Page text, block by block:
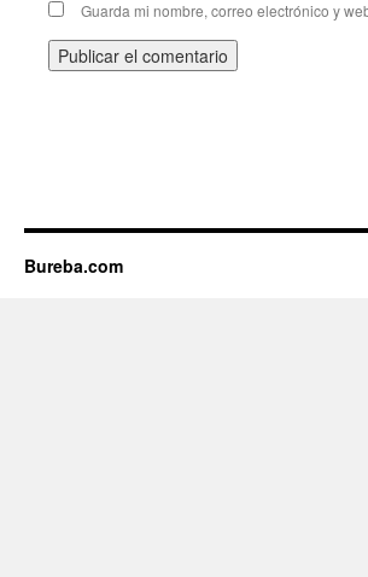
Guarda mi nombre, correo electrónico y
Bureba.com